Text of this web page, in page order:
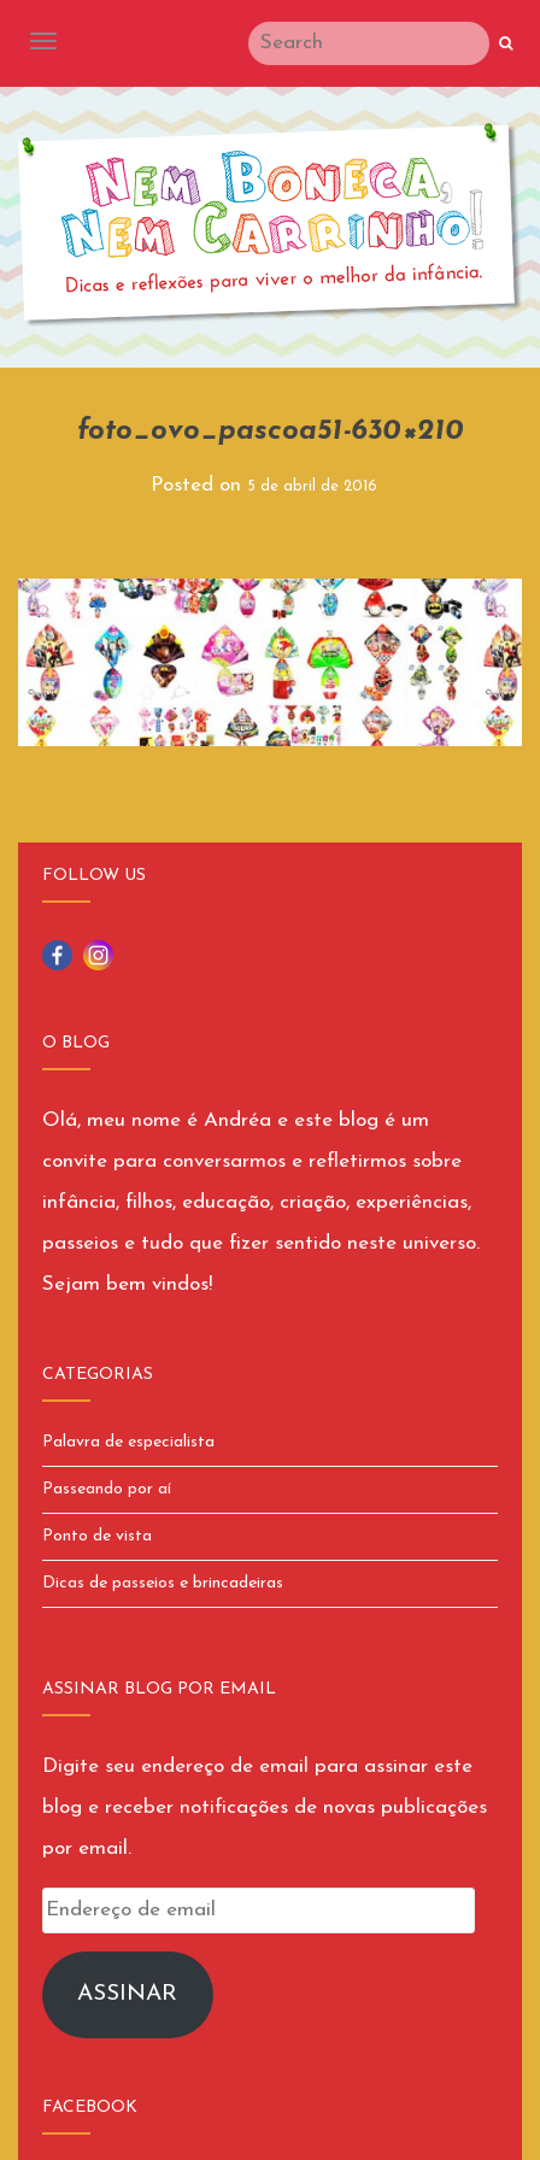
TOGGLE NAVIGATION
foto_ovo_pascoa51-630×210
Posted on 5 de abril de 2016
FOLLOW US
O BLOG
Olá, meu nome é Andréa e este blog é um
convite para conversarmos e refletirmos sobre
infância, filhos, educação, criação, experiências,
passeios e tudo que fizer sentido neste universo.
Sejam bem vindos!
CATEGORIAS
Palavra de especialista
Passeando por aí
Ponto de vista
Dicas de passeios e brincadeiras
ASSINAR BLOG POR EMAIL
Digite seu endereço de email para assinar este
blog e receber notificações de novas publicações
por email.
Endereço
emailASSINAR
FACEBOOK